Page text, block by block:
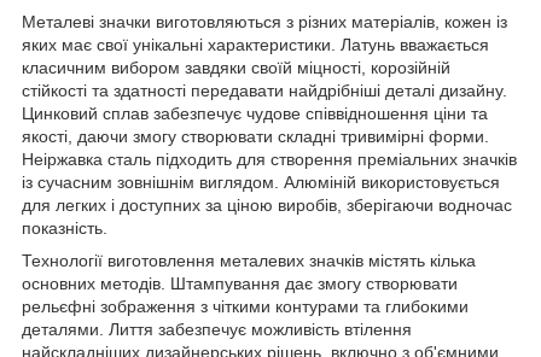
Металеві значки виготовляються з різних матеріалів, кожен із
яких має свої унікальні характеристики. Латунь вважається
класичним вибором завдяки своїй міцності, корозійній
стійкості та здатності передавати найдрібніші деталі дизайну.
Цинковий сплав забезпечує чудове співвідношення ціни та
якості, даючи змогу створювати складні тривимірні форми.
Неіржавка сталь підходить для створення преміальних значків
із сучасним зовнішнім виглядом. Алюміній використовується
для легких і доступних за ціною виробів, зберігаючи водночас
показність.
Технології виготовлення металевих значків містять кілька
основних методів. Штампування дає змогу створювати
рельєфні зображення з чіткими контурами та глибокими
деталями. Лиття забезпечує можливість втілення
найскладніших дизайнерських рішень, включно з об'ємними